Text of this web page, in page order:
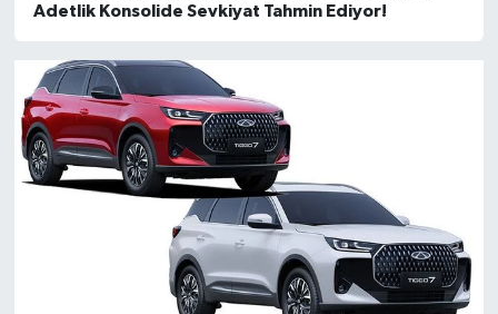
Adetlik Konsolide Sevkiyat Tahmin Ediyor!